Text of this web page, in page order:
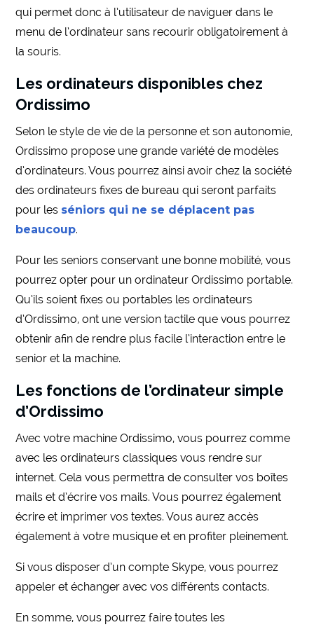
qui permet donc à l’utilisateur de naviguer dans le
menu de l’ordinateur sans recourir obligatoirement à
la souris.
Les ordinateurs disponibles chez
Ordissimo
Selon le style de vie de la personne et son autonomie,
Ordissimo propose une grande variété de modèles
d’ordinateurs. Vous pourrez ainsi avoir chez la société
des ordinateurs fixes de bureau qui seront parfaits
pour les séniors qui ne se déplacent pas
beaucoup.
Pour les seniors conservant une bonne mobilité, vous
pourrez opter pour un ordinateur Ordissimo portable.
Qu’ils soient fixes ou portables les ordinateurs
d’Ordissimo, ont une version tactile que vous pourrez
obtenir afin de rendre plus facile l’interaction entre le
senior et la machine.
Les fonctions de l’ordinateur simple
d’Ordissimo
Avec votre machine Ordissimo, vous pourrez comme
avec les ordinateurs classiques vous rendre sur
internet. Cela vous permettra de consulter vos boîtes
mails et d’écrire vos mails. Vous pourrez également
écrire et imprimer vos textes. Vous aurez accès
également à votre musique et en profiter pleinement.
Si vous disposer d’un compte Skype, vous pourrez
appeler et échanger avec vos différents contacts.
En somme, vous pourrez faire toutes les